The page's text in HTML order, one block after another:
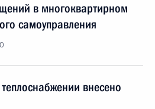
в многоквартирном
самоуправления
внесено